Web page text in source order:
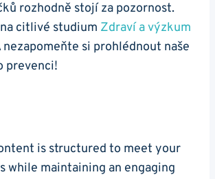
rozhodně stojí za pozornost.
citlivé studium Zdraví a výzkum
nezapomeňte si prohlédnout naše
prevenci!
is structured to meet your
while maintaining an engaging